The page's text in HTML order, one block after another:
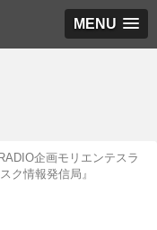
MENU
企画モリエンテスラ
ク情報発信局』